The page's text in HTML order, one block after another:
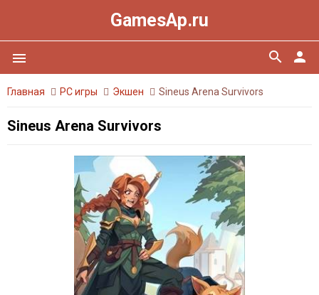
GamesAp.ru
menu person
search
Главная PC игры Экшен Sineus Arena Survivors
Sineus Arena Survivors